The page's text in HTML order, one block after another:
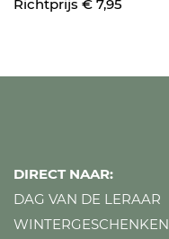
Richtprijs € 7,95
DIRECT NAAR:
DAG VAN DE LERAAR
WINTERGESCHENKEN